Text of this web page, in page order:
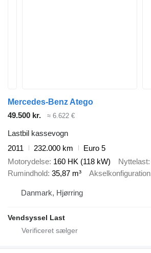
Mercedes-Benz Atego
49.500 kr.
≈ 6.622 €
Lastbil kassevogn
2011
232.000 km
Euro 5
Motorydelse 160 HK (118 kW) Nyttelast
Rumindhold 35,87 m³ Akselkonfiguration
Danmark, Hjørring
Vendsyssel Last